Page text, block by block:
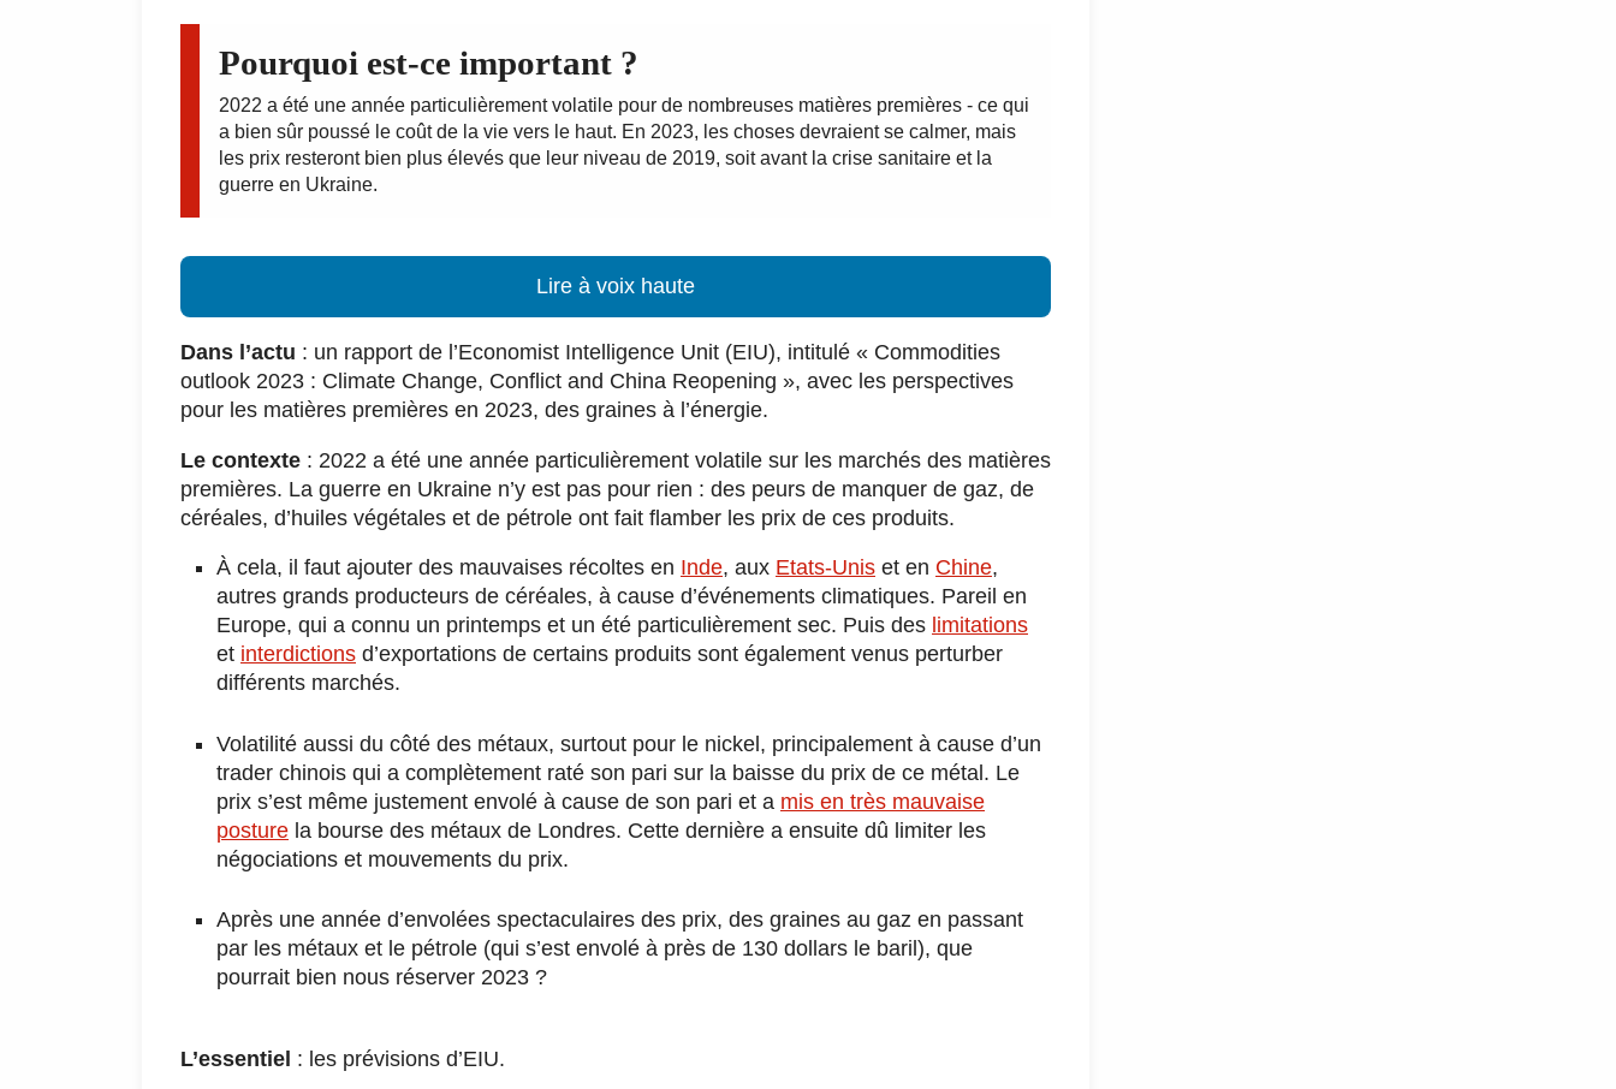
Pourquoi est-ce important ?
2022 a été une année particulièrement volatile pour de nombreuses matières premières - ce qui
a bien sûr poussé le coût de la vie vers le haut. En 2023, les choses devraient se calmer, mais
les prix resteront bien plus élevés que leur niveau de 2019, soit avant la crise sanitaire et la
guerre en Ukraine.
Lire à voix haute
Dans l’actu : un rapport de l’Economist Intelligence Unit (EIU), intitulé « Commodities
outlook 2023 : Climate Change, Conflict and China Reopening », avec les perspectives
pour les matières premières en 2023, des graines à l’énergie.
Le contexte : 2022 a été une année particulièrement volatile sur les marchés des matières
premières. La guerre en Ukraine n’y est pas pour rien : des peurs de manquer de gaz, de
céréales, d’huiles végétales et de pétrole ont fait flamber les prix de ces produits.
À cela, il faut ajouter des mauvaises récoltes en Inde, aux Etats-Unis et en Chine,
autres grands producteurs de céréales, à cause d’événements climatiques. Pareil en
Europe, qui a connu un printemps et un été particulièrement sec. Puis des limitations
et interdictions d’exportations de certains produits sont également venus perturber
différents marchés.
Volatilité aussi du côté des métaux, surtout pour le nickel, principalement à cause d’un
trader chinois qui a complètement raté son pari sur la baisse du prix de ce métal. Le
prix s’est même justement envolé à cause de son pari et a mis en très mauvaise
posture la bourse des métaux de Londres. Cette dernière a ensuite dû limiter les
négociations et mouvements du prix.
Après une année d’envolées spectaculaires des prix, des graines au gaz en passant
par les métaux et le pétrole (qui s’est envolé à près de 130 dollars le baril), que
pourrait bien nous réserver 2023 ?
L’essentiel : les prévisions d’EIU.